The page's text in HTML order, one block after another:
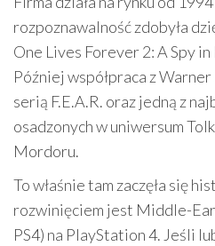
rozpoznawalność zdobyła
One Lives Forever 2: A Spy in
Później współpraca z
serią F.E.A.R. oraz jedną z
osadzonych w uniwersum
Mordoru.
To właśnie tam zaczęła się
rozwinięciem jest Middle-
PS4) na PlayStation 4. Jeśli